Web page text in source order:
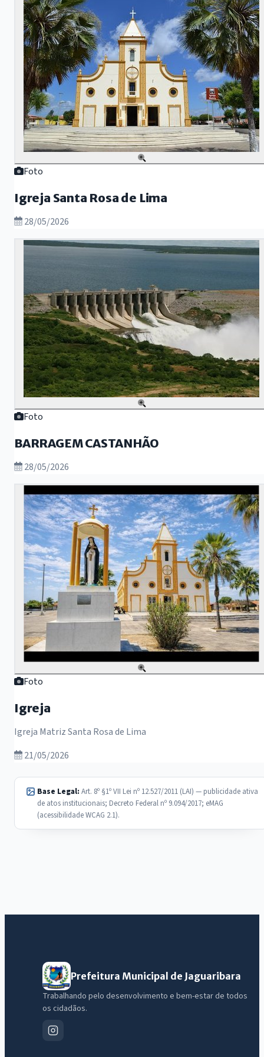
Foto
Igreja Santa Rosa de Lima
28/05/2026
Foto
BARRAGEM CASTANHÃO
28/05/2026
Foto
Igreja
Igreja Matriz Santa Rosa de Lima
21/05/2026
Base Legal: Art. 8º §1º VII Lei nº 12.527/2011 (LAI) — publicidade ativa
de atos institucionais; Decreto Federal nº 9.094/2017; eMAG
(acessibilidade WCAG 2.1).
Prefeitura Municipal de Jaguaribara
Trabalhando pelo desenvolvimento e bem-estar de todos
os cidadãos.